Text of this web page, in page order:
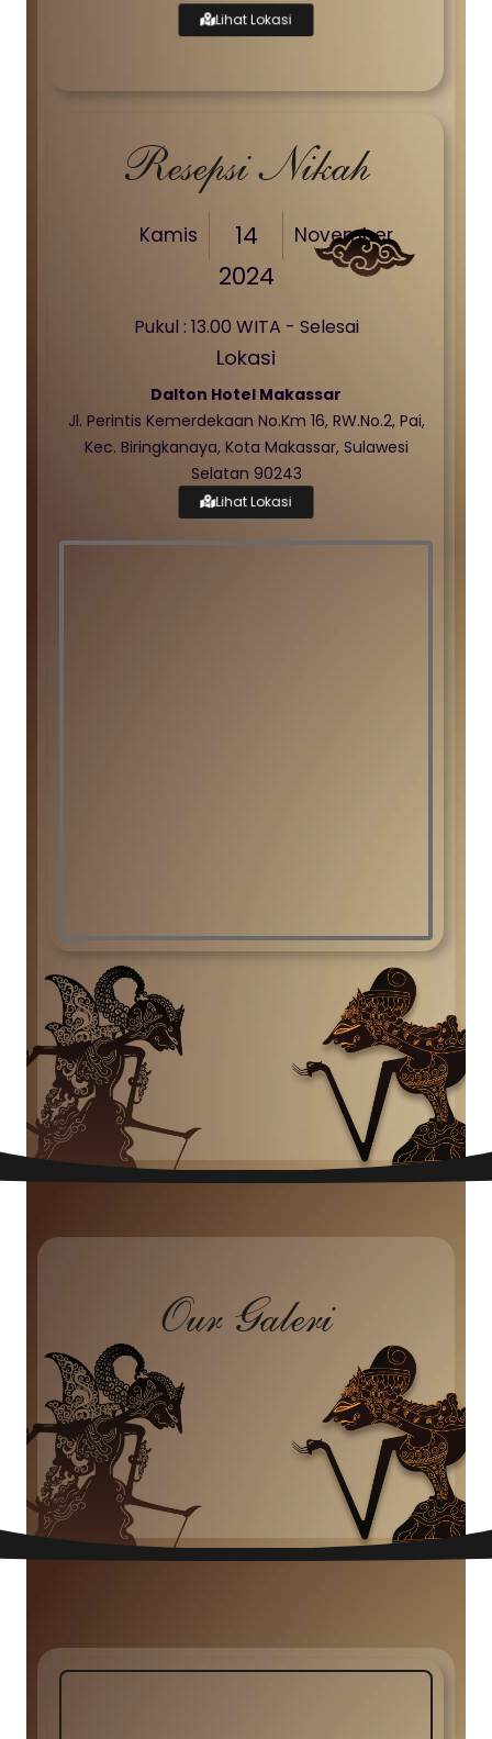
Lihat Lokasi
Resepsi Nikah
Kamis 14 November
2024
Pukul : 13.00 WITA - Selesai
Lokasi
Dalton Hotel Makassar
Jl. Perintis Kemerdekaan No.Km 16, RW.No.2, Pai,
Kec. Biringkanaya, Kota Makassar, Sulawesi
Selatan 90243
Lihat Lokasi
Our Galeri